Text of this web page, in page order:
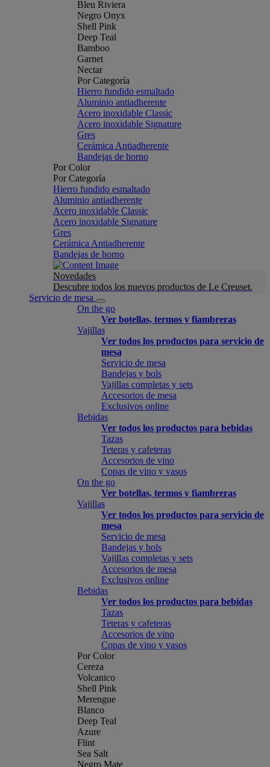
Bleu Riviera
Negro Onyx
Shell Pink
Deep Teal
Bamboo
Garnet
Nectar
Por Categoría
Hierro fundido esmaltado
Aluminio antiadherente
Acero inoxidable Classic
Acero inoxidable Signature
Gres
Cerámica Antiadherente
Bandejas de horno
Por Color
Por Categoría
Hierro fundido esmaltado
Aluminio antiadherente
Acero inoxidable Classic
Acero inoxidable Signature
Gres
Cerámica Antiadherente
Bandejas de horno
Novedades
Descubre todos los nuevos productos de Le Creuset.
Servicio de mesa
On the go
Ver botellas, termos y fiambreras
Vajillas
Ver todos los productos para servicio de
mesa
Servicio de mesa
Bandejas y bols
Vajillas completas y sets
Accesorios de mesa
Exclusivos online
Bebidas
Ver todos los productos para bebidas
Tazas
Teteras y cafeteras
Accesorios de vino
Copas de vino y vasos
On the go
Ver botellas, termos y fiambreras
Vajillas
Ver todos los productos para servicio de
mesa
Servicio de mesa
Bandejas y bols
Vajillas completas y sets
Accesorios de mesa
Exclusivos online
Bebidas
Ver todos los productos para bebidas
Tazas
Teteras y cafeteras
Accesorios de vino
Copas de vino y vasos
Por Color
Cereza
Volcanico
Shell Pink
Merengue
Blanco
Deep Teal
Azure
Flint
Sea Salt
Negro Mate